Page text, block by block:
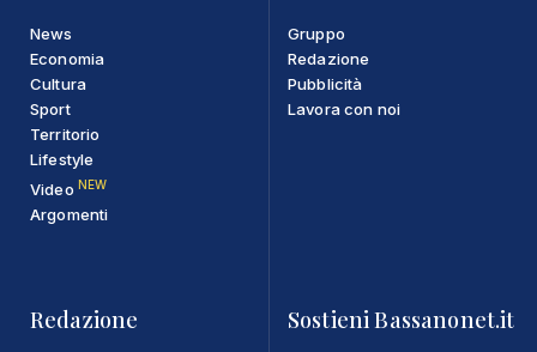
News
Economia
Cultura
Sport
Territorio
Lifestyle
Video NEW
Argomenti
Gruppo
Redazione
Pubblicità
Lavora con noi
Redazione Sostieni Bassanonet.it